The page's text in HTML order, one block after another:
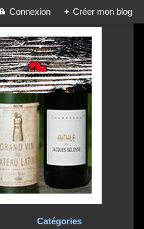
Connexion + Créer mon blog
Catégories